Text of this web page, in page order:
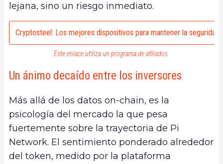
lejana, sino un riesgo inmediato.
Cryptosteel: Los mejores dispositivos para mantener la seguridad
Este enlace utiliza un programa de afiliados.
Un ánimo decaído entre los inversores
Más allá de los datos on-chain, es la
psicología del mercado la que pesa
fuertemente sobre la trayectoria de Pi
Network. El sentimiento ponderado alrededor
del token, medido por la plataforma